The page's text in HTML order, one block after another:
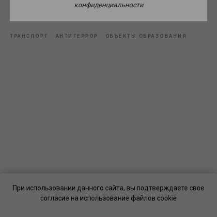
При использовании данного сайта, вы подтверждаете свое
согласие на использование файлов cookie
ТРАНСПОРТ АНТИТЕРРОР ОБЪЕКТЫ ОБРАЗОВАНИЯ
конфиденциальности